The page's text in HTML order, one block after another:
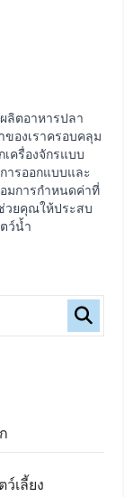
ลิตอาหารปลา
องเราครอบคลุม
ครื่องจักรแบบ
ารออกแบบและ
มการกำหนดค่าที่
วยคุณให้ประสบ
ว์น้ำ
เลี้ยง